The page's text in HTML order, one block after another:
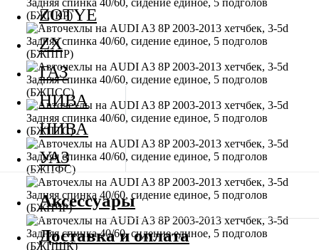
ZOTYE
ZX
ГАЗ
НИВА
НИВА
УАЗ
Аксессуары
Доставка и оплата